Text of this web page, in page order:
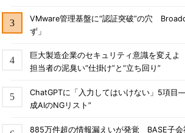
VMware管理基盤に“認証突破”の穴
ず」
巨大製造企業のセキュリティ意識を変え
担当者の泥臭い“仕掛け”と“立ち回り”
ChatGPTに「入力してはいけない」5項目
成AIのNGリスト”
885万件超の情報漏えいが発覚 BASE子会